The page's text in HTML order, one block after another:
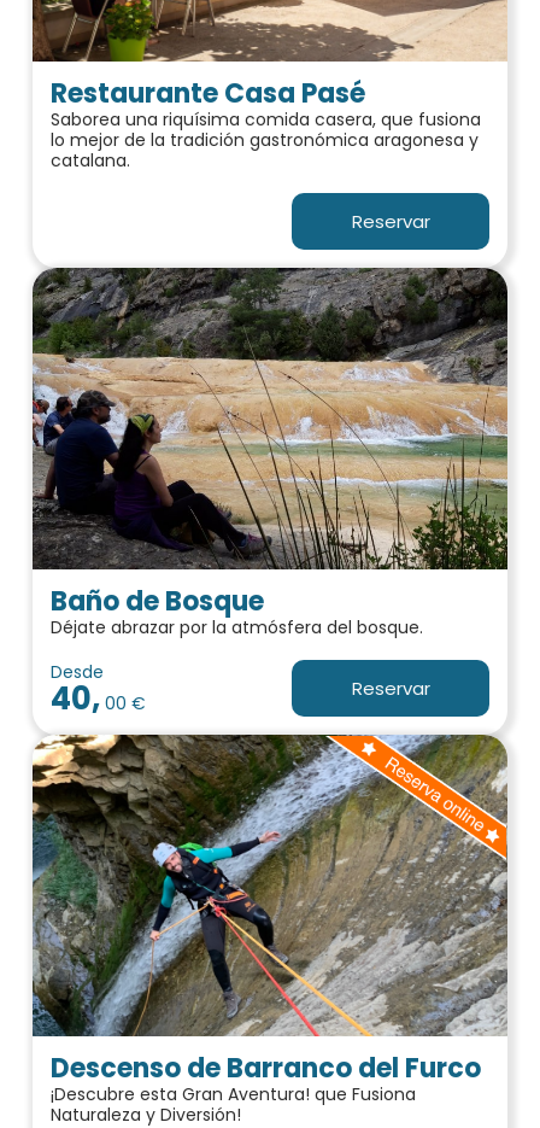
Restaurante Casa Pasé
Saborea una riquísima comida casera, que fusiona
lo mejor de la tradición gastronómica aragonesa y
catalana.
Reservar
Baño de Bosque
Déjate abrazar por la atmósfera del bosque.
Desde
40, 00 €
Reservar
Descenso de Barranco del Furco
¡Descubre esta Gran Aventura! que Fusiona
Naturaleza y Diversión!